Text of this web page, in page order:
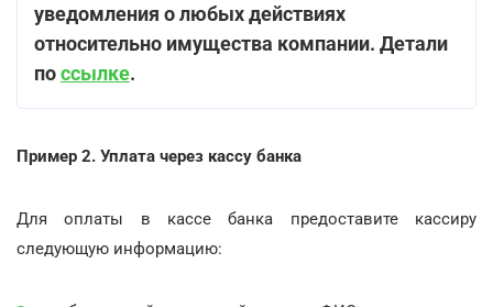
уведомления о любых действиях
относительно имущества компании. Детали
поссылке.
Пример 2. Уплата через кассу банка
Для оплаты в кассе банка предоставите кассиру
следующую информацию: